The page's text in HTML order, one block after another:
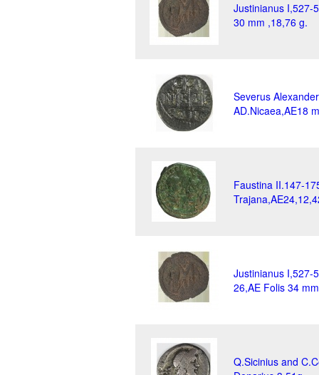
Justinianus I,527-
30 mm ,18,76 g.
Severus
AD.Nicaea,AE18
Faustina II.147-
Justinianus I,527-
26,AE Folis 34
Q.Sicinius and